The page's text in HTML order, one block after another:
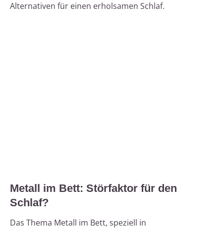
Alternativen für einen erholsamen Schlaf.
Metall im Bett: Störfaktor für den
Schlaf?
Das Thema Metall im Bett, speziell in